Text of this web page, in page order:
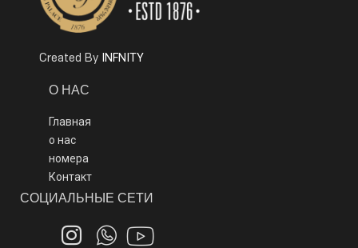
Created By INFNITY
О НАС
Главная
о нас
номера
Контакт
СОЦИАЛЬНЫЕ СЕТИ